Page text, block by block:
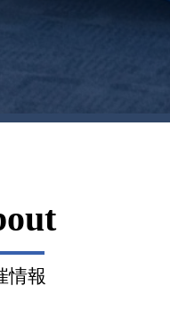
情報